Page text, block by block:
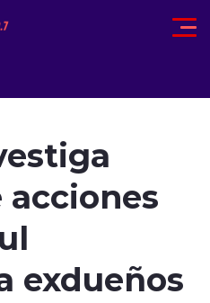
al contenido
INTERNACIONAL
exdueños